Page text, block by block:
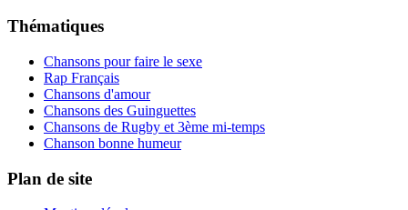
Thématiques
Chansons pour faire le sexe
Rap Français
Chansons d'amour
Chansons des Guinguettes
Chansons de Rugby et 3ème mi-temps
Chanson bonne humeur
Plan de site